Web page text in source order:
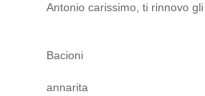
Antonio carissimo, ti rinnovo
Bacioni
annarita